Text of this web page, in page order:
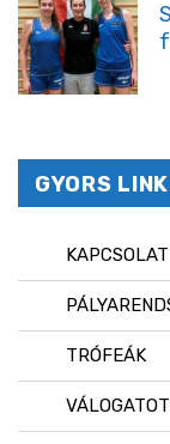
GYORS
KAPCSOLAT
TRÓFEÁK